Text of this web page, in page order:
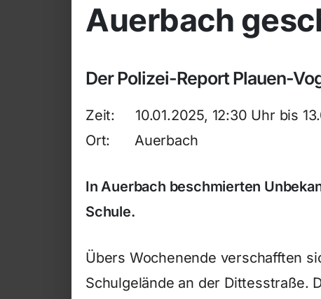
Auerbach
Der Polizei-Report Plauen-
Zeit: 10.01.2025, 12:30 Uhr bis
Ort: Auerbach
In Auerbach beschmierten
Schule.
Übers Wochenende verschafften
Schulgelände an der Dittesstraße.